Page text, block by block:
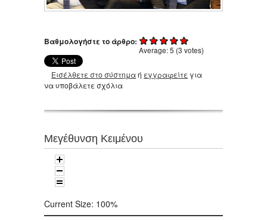
Βαθμολογήστε το άρθρο:
Average:5 (3 votes)
Εισέλθετε στο σύστημαή εγγραφείτε για
να υποβάλετε σχόλια
Μεγέθυνση Κειμένου
Current Size: 100%